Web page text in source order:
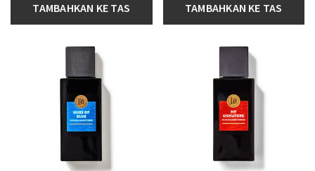
TAMBAHKAN KE TAS TAMBAHKAN KE TAS